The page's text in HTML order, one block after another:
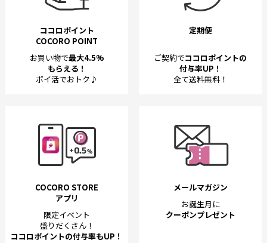
ココロポイント
COCORO POINT
お買い物で最大4.5%
もらえる！
ポイ活でおトク♪
定期便
ご契約でココロポイントの
付与率UP！
全て送料無料！
COCORO STORE
アプリ
限定イベント
盛りだくさん！
ココロポイントの付与率もUP！
メールマガジン
お誕生月に
クーポンプレゼント